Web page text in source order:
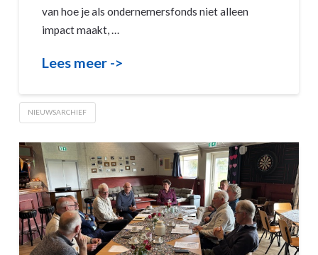
van hoe je als ondernemersfonds niet alleen
impact maakt, …
Lees meer ->
NIEUWSARCHIEF